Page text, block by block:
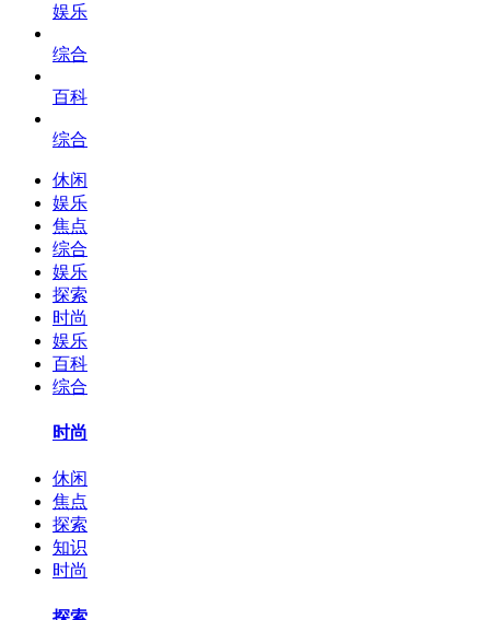
娱乐
综合
百科
综合
休闲
娱乐
焦点
综合
娱乐
探索
时尚
娱乐
百科
综合
时尚
休闲
焦点
探索
知识
时尚